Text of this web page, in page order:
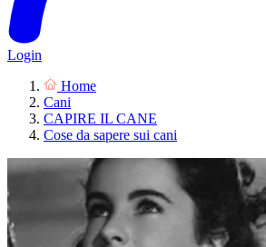
Login
Home
Cani
CAPIRE IL CANE
Cose da sapere sui cani